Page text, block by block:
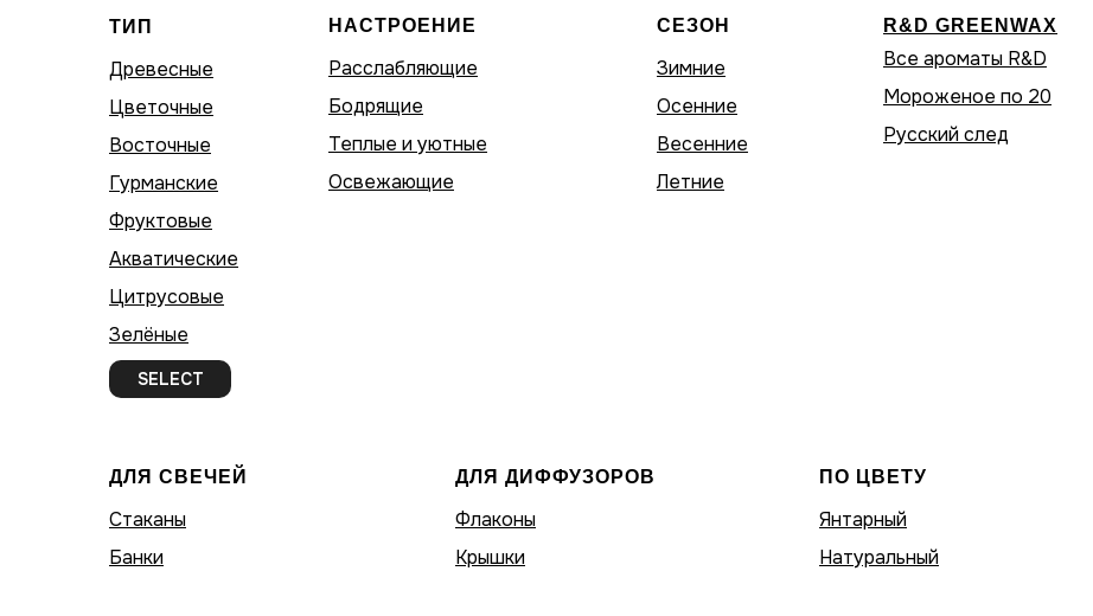
ТИП
Древесные
Цветочные
Восточные
Гурманские
Фруктовые
Акватические
Цитрусовые
Зелёные
НАСТРОЕНИЕ
Расслабляющие
Бодрящие
Теплые и уютные
Освежающие
R&D GREENWAX
Все ароматы R&D
Мороженое по 20
Русский след
СЕЗОН
Зимние
Осенние
Весенние
Летние
SELECT
ДЛЯ СВЕЧЕЙ
Стаканы
Банки
ДЛЯ ДИФФУЗОРОВ
Флаконы
Крышки
ПО ЦВЕТУ
Янтарный
Натуральный